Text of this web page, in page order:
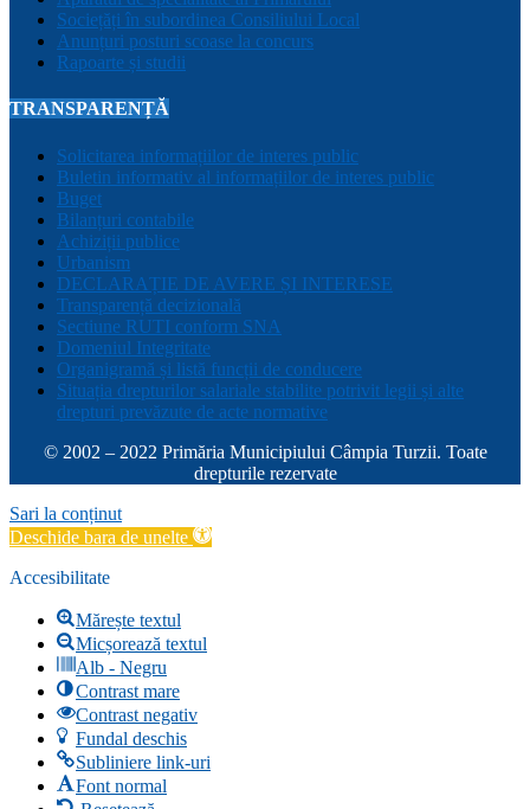
Sociețăți în subordinea Consiliului Local
Anunțuri posturi scoase la concurs
Rapoarte și studii
TRANSPARENȚĂ
Solicitarea informațiilor de interes public
Buletin informativ al informațiilor de interes public
Buget
Bilanțuri contabile
Achiziții publice
Urbanism
DECLARAȚIE DE AVERE ȘI INTERESE
Transparență decizională
Sectiune RUTI conform SNA
Domeniul Integritate
Organigramă și listă funcții de conducere
Situația drepturilor salariale stabilite potrivit legii și alte
drepturi prevăzute de acte normative
© 2002 – 2022 Primăria Municipiului Câmpia Turzii. Toate
drepturile rezervate
Sari la conținut
Deschide bara de unelte
Accesibilitate
Mărește textul
Micșorează textul
Alb - Negru
Contrast mare
Contrast negativ
Fundal deschis
Subliniere link-uri
Font normal